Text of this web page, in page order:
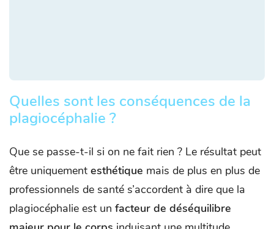
Quelles sont les conséquences de la
plagiocéphalie ?
Que se passe-t-il si on ne fait rien ? Le résultat peut
être uniquement esthétique mais de plus en plus de
professionnels de santé s’accordent à dire que la
plagiocéphalie est un facteur de déséquilibre